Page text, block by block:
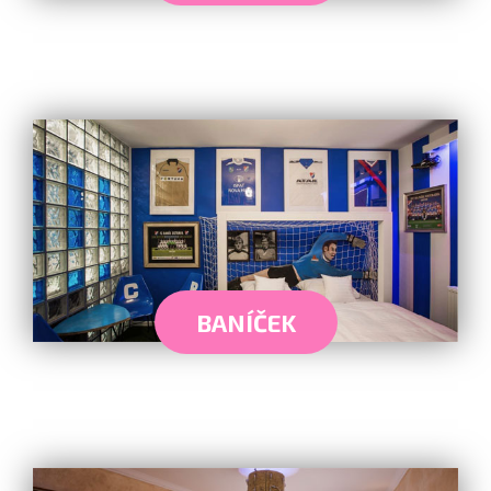
BANÍČEK